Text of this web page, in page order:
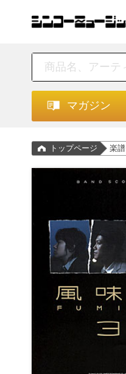
マガジン
トップページ 楽譜